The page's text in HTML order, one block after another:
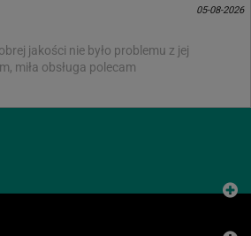
05-08-2026
jakości nie było problemu z jej
miła obsługa polecam